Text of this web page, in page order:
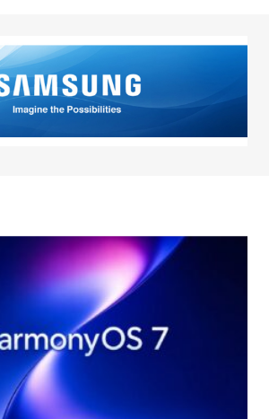
correo electrónico no será
campos obligatorios están
*
nombre, correo electrónico y web en
para la próxima vez que